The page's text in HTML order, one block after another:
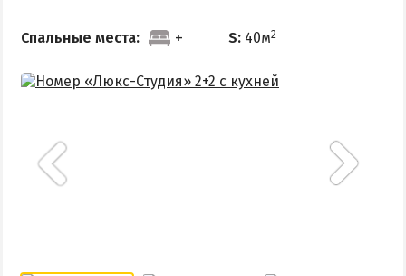
Хорлы
Спальные места: S: 40м2